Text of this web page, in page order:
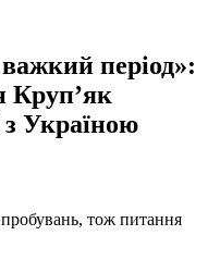
період»:
Круп’як
з Україною
тож питання